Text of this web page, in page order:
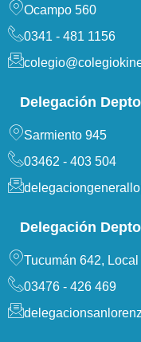
Ocampo 560
0341 - 481 1156
Delegación
Sarmiento 945
03462 - 403 504
Delegación
Tucumán 642, Local
03476 - 426 469